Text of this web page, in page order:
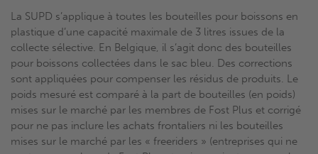
La SUPD s’applique à toutes les bouteilles pour boissons en
plastique d’une capacité maximale de 3 litres issues de la
collecte sélective. En Belgique, il s’agit donc des bouteilles
pour boissons collectées dans le sac bleu. Des corrections
sont appliquées pour compenser les résidus de produits. Le
poids mesuré est comparé à la part de bouteilles (en poids)
mises sur le marché par les membres de Fost Plus et corrigé
pour ne pas inclure les achats frontaliers ni les bouteilles
mises sur le marché par les « freeriders » (entreprises qui ne